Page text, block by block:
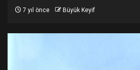
7 yıl önce Büyük Keyif